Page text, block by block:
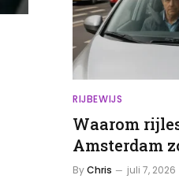
RIJBEWIJS
Waarom
Amsterdam
ByChris juli 7, 2026